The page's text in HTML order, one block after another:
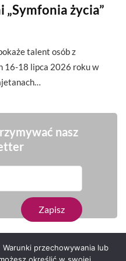
życia”
talent osób z
16-18 lipca 2026 roku w
nasz
przechowywania lub